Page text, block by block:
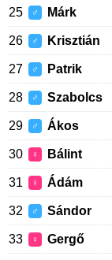
25 ♂ Márk
26 ♂ Krisztián
27 ♂ Patrik
28 ♂ Szabolcs
29 ♂ Ákos
30 ♀ Bálint
31 ♀ Ádám
32 ♂ Sándor
33 ♀ Gergő